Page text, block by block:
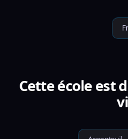
Cette école est